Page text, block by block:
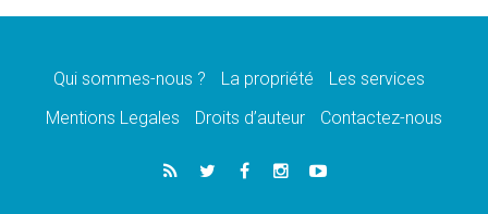
07.08.2026
07.08.2026
de l'Assomption et mémoire nationale
«La paix commence par l'empathie» estime
le cardinal Parolin
Qui sommes-nous ? La propriété
Les services
Mentions Legales
Droits d’auteur Contactez-nous